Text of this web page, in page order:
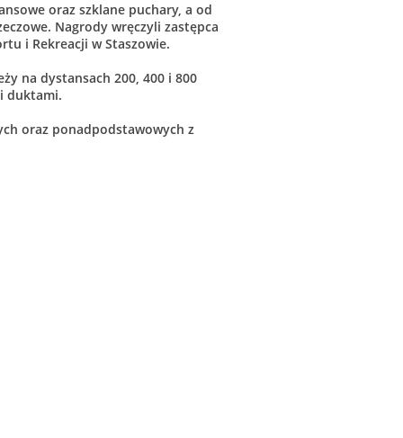
oraz szklane puchary, a od
Nagrody wręczyli zastępca
i Rekreacji w Staszowie.
na dystansach 200, 400 i 800
duktami.
oraz ponadpodstawowych z